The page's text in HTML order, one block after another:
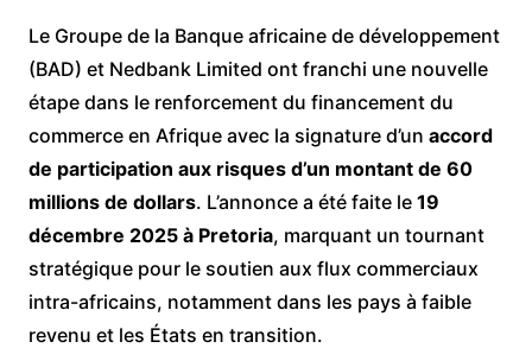
Le Groupe de la Banque africaine de développement
(BAD) et Nedbank Limited ont franchi une nouvelle
étape dans le renforcement du financement du
commerce en Afrique avec la signature d’un accord
de participation aux risques d’un montant de 60
millions de dollars. L’annonce a été faite le 19
décembre 2025 à Pretoria, marquant un tournant
stratégique pour le soutien aux flux commerciaux
intra-africains, notamment dans les pays à faible
revenu et les États en transition.